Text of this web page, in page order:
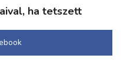
ha tetszett